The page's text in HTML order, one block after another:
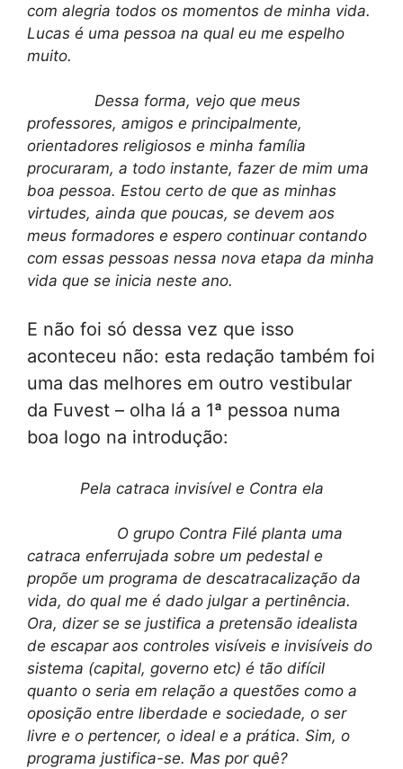
com alegria todos os momentos de minha vida.
Lucas é uma pessoa na qual eu me espelho
muito.
Dessa forma, vejo que meus
professores, amigos e principalmente,
orientadores religiosos e minha família
procuraram, a todo instante, fazer de mim uma
boa pessoa. Estou certo de que as minhas
virtudes, ainda que poucas, se devem aos
meus formadores e espero continuar contando
com essas pessoas nessa nova etapa da minha
vida que se inicia neste ano.
E não foi só dessa vez que isso
aconteceu não: esta redação também foi
uma das melhores em outro vestibular
da Fuvest – olha lá a 1ª pessoa numa
boa logo na introdução:
Pela catraca invisível e Contra ela
O grupo Contra Filé planta uma
catraca enferrujada sobre um pedestal e
propõe um programa de descatracalização da
vida, do qual me é dado julgar a pertinência.
Ora, dizer se se justifica a pretensão idealista
de escapar aos controles visíveis e invisíveis do
sistema (capital, governo etc) é tão difícil
quanto o seria em relação a questões como a
oposição entre liberdade e sociedade, o ser
livre e o pertencer, o ideal e a prática. Sim, o
programa justifica-se. Mas por quê?